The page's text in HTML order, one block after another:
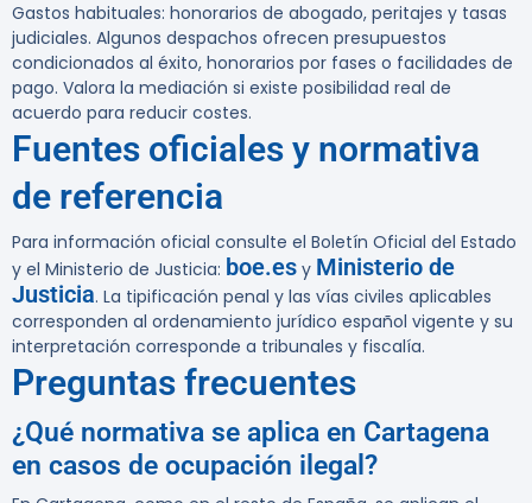
Gastos habituales: honorarios de abogado, peritajes y tasas
judiciales. Algunos despachos ofrecen presupuestos
condicionados al éxito, honorarios por fases o facilidades de
pago. Valora la mediación si existe posibilidad real de
acuerdo para reducir costes.
Fuentes oficiales y normativa
de referencia
Para información oficial consulte el Boletín Oficial del Estado
y el Ministerio de Justicia: boe.es y Ministerio de
Justicia. La tipificación penal y las vías civiles aplicables
corresponden al ordenamiento jurídico español vigente y su
interpretación corresponde a tribunales y fiscalía.
Preguntas frecuentes
¿Qué normativa se aplica en Cartagena
en casos de ocupación ilegal?